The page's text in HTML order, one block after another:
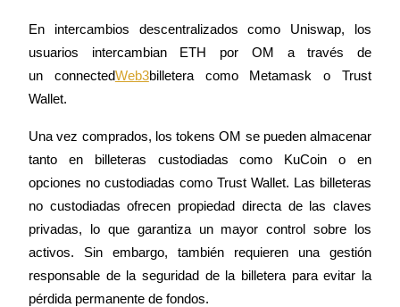
Afiliados de Bitrue
En intercambios descentralizados como Uniswap, los
usuarios intercambian ETH por OM a través de
un connectedWeb3billetera como Metamask o Trust
Wallet.
Una vez comprados, los tokens OM se pueden almacenar
tanto en billeteras custodiadas como KuCoin o en
opciones no custodiadas como Trust Wallet. Las billeteras
no custodiadas ofrecen propiedad directa de las claves
privadas, lo que garantiza un mayor control sobre los
activos. Sin embargo, también requieren una gestión
responsable de la seguridad de la billetera para evitar la
pérdida permanente de fondos.